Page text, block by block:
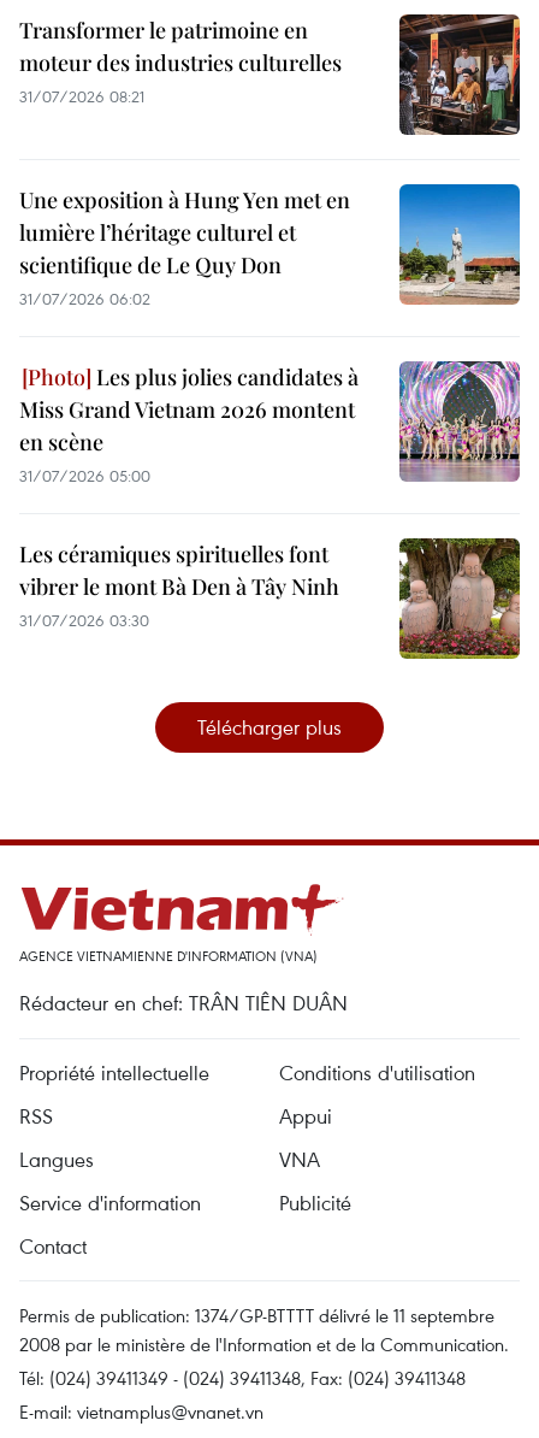
Transformer le patrimoine en
moteur des industries culturelles
31/07/2026 08:21
Une exposition à Hung Yen met en
lumière l’héritage culturel et
scientifique de Le Quy Don
31/07/2026 06:02
Les plus jolies candidates à
Miss Grand Vietnam 2026 montent
en scène
31/07/2026 05:00
Les céramiques spirituelles font
vibrer le mont Bà Den à Tây Ninh
31/07/2026 03:30
Télécharger plus
AGENCE VIETNAMIENNE D'INFORMATION (VNA)
Rédacteur en chef: TRÂN TIÊN DUÂN
Propriété intellectuelle
Conditions d'utilisation
RSS
Appui
Langues
VNA
Service d'information
Publicité
Contact
Permis de publication: 1374/GP-BTTTT délivré le 11 septembre
2008 par le ministère de l'Information et de la Communication.
Tél: (024) 39411349 - (024) 39411348, Fax: (024) 39411348
E-mail: vietnamplus@vnanet.vn